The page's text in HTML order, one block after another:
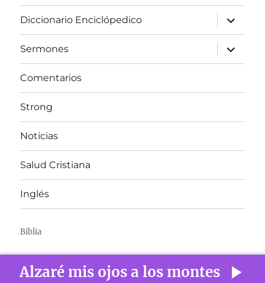
Diccionario Enciclópedico
expandir
el
menú
inferior
Sermones
expandir
el
menú
Comentarios
Strong
Noticias
Salud Cristiana
Inglés
Biblia
Alzaré mis ojos a los montes